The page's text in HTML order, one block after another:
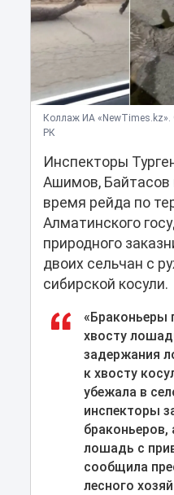
Коллаж ИА «NewTimes.kz».
РК
Инспекторы
Ашимов,
время рейда по
Алматинского
природного
двоих сельчан с
сибирской косули.
«Браконьеры
хвосту
задержания
к хвосту
убежала в
инспекторы
лошадь с
сообщила
лесного